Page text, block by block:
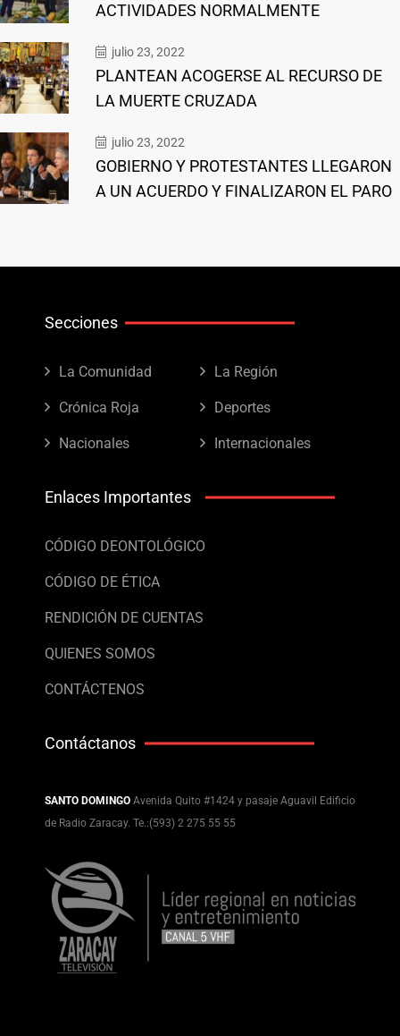
ACTIVIDADES NORMALMENTE
julio 23, 2022
PLANTEAN ACOGERSE AL RECURSO DE
LA MUERTE CRUZADA
julio 23, 2022
GOBIERNO Y PROTESTANTES LLEGARON
A UN ACUERDO Y FINALIZARON EL PARO
Secciones
La Comunidad La Región
Crónica Roja Deportes
Nacionales Internacionales
Enlaces Importantes
CÓDIGO DEONTOLÓGICO
CÓDIGO DE ÉTICA
RENDICIÓN DE CUENTAS
QUIENES SOMOS
CONTÁCTENOS
Contáctanos
SANTO DOMINGO Avenida Quito #1424 y pasaje Aguavil Edificio
de Radio Zaracay. Te.:(593) 2 275 55 55